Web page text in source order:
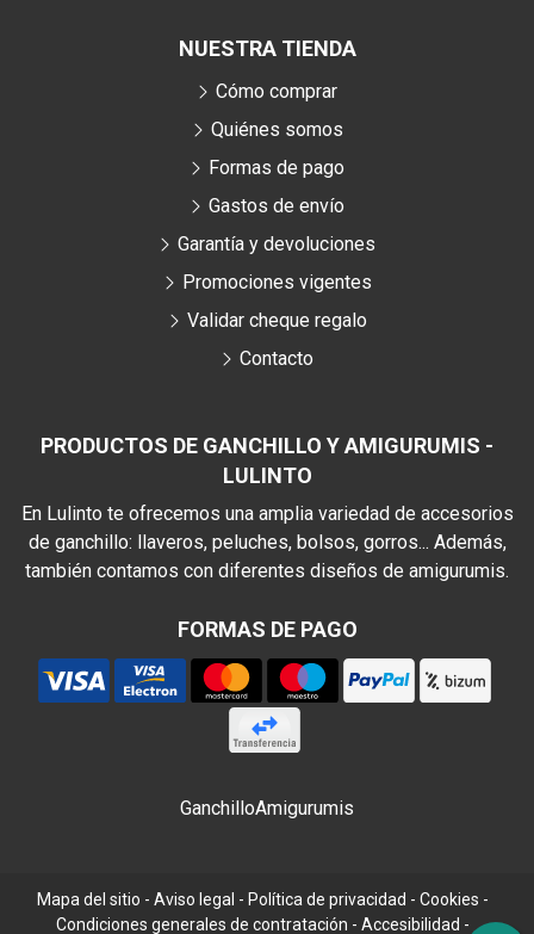
PRODUCTOS DE GANCHILLO Y AMIGURUMIS -
LULINTO
En Lulinto te ofrecemos una amplia variedad de accesorios
de ganchillo: llaveros, peluches, bolsos, gorros... Además,
también contamos con diferentes diseños de amigurumis.
FORMAS DE PAGO
NUESTRA TIENDA
Cómo comprar
Quiénes somos
Formas de pago
Gastos de envío
Garantía y devoluciones
Promociones vigentes
Validar cheque regalo
Contacto
GanchilloAmigurumis
Mapa del sitio - Aviso legal - Política de privacidad - Cookies -
Condiciones generales de contratación - Accesibilidad -